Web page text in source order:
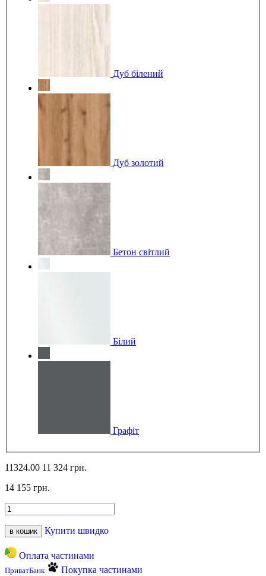
Дуб білений
Дуб золотий
Бетон світлий
Білий
Графіт
11324.00 11 324 грн.
14 155 грн.
в кошик Купити швидко
Оплата частинами
ПриватБанк Покупка частинами